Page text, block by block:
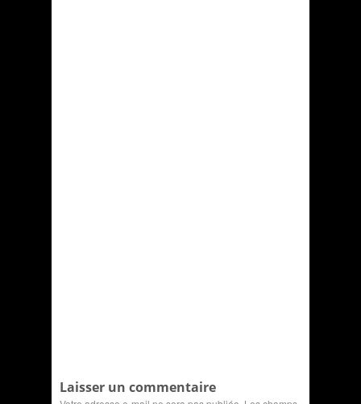
Laisser un commentaire